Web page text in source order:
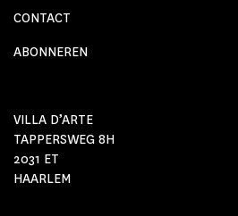
CONTACT
ABONNEREN
VILLA D’ARTE
TAPPERSWEG 8H
2031 ET
HAARLEM